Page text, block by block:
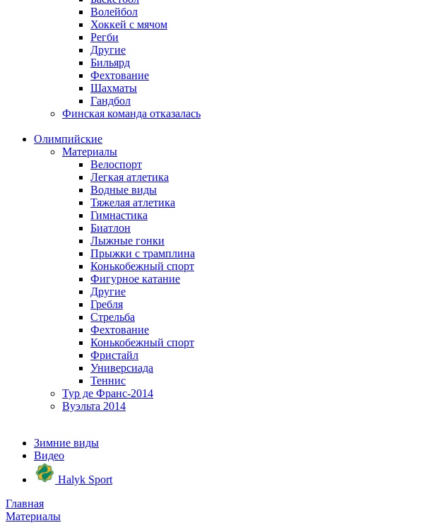
Волейбол
Хоккей с мячом
Регби
Другие
Бильярд
Фехтование
Шахматы
Гандбол
Финская команда отказалась
Олимпийские
Материалы
Велоспорт
Легкая атлетика
Водные виды
Тяжелая атлетика
Гимнастика
Биатлон
Лыжные гонки
Прыжки с трамплина
Конькобежный спорт
Фигурное катание
Другие
Гребля
Стрельба
Фехтование
Конькобежный спорт
Фристайл
Универсиада
Теннис
Тур де Франс-2014
Вуэльта 2014
Зимние виды
Видео
Halyk Sport
Главная
Материалы